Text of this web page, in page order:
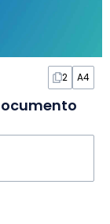
2 A4